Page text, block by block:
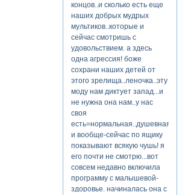
концов..и сколько есть еще
наших добрых мудрых
мультиков..которые и
сейчас смотришь с
удовольствием. а здесь
одна агрессия! боже
сохрани наших детей от
этого зрелища..леночка..эту
моду нам диктует запад...и
не нужна она нам..у нас
своя
и вообще-сейчас по ящику
показывают всякую чушь! я
его почти не смотрю...вот
совсем недавно включила
программу с малышевой-
здоровье. начиналась она с